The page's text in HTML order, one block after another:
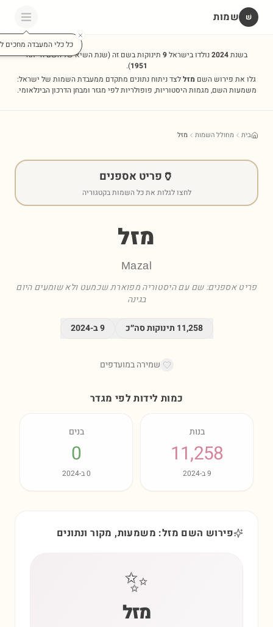
שׁ שמות
כל כלי המעבדה מחכים
בשנת2024נולדו בישראל9 תינוקות בשם זה(שנת השיא של השם הייתה
1951
).
גלו את פירוש השם מזללצד ניתוח נתונים מתקדם ממעבדת השמות של ישראל:
משמעות השם, מגמות היסטוריות, פופולריות לפי מגזר ומבחן הדרכון הבינלאומי.
בית מחולל השמות מזל
🏺 פריט אספנים
לחצו לגלות את כל השמות בקטגוריה
מזל
Mazal
פריט אספנים: שם עם היסטוריה מפוארת שכמעט ולא שומעים היום
בגינה
11,258 תינוקות סה״כ 9ב-2024
שמירה במועדפים
כמות לידות לפי מגדר
בנות
11,258
9ב-2024
בנים
0
0ב-2024
פירוש השם מזל: משמעות, מקור ונתונים
✨
מזל